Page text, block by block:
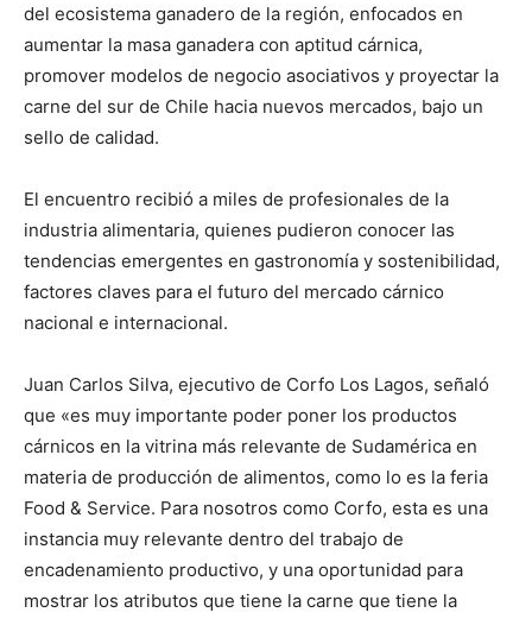
del ecosistema ganadero de la región, enfocados en
aumentar la masa ganadera con aptitud cárnica,
promover modelos de negocio asociativos y proyectar la
carne del sur de Chile hacia nuevos mercados, bajo un
sello de calidad.
El encuentro recibió a miles de profesionales de la
industria alimentaria, quienes pudieron conocer las
tendencias emergentes en gastronomía y sostenibilidad,
factores claves para el futuro del mercado cárnico
nacional e internacional.
Juan Carlos Silva, ejecutivo de Corfo Los Lagos, señaló
que «es muy importante poder poner los productos
cárnicos en la vitrina más relevante de Sudamérica en
materia de producción de alimentos, como lo es la feria
Food & Service. Para nosotros como Corfo, esta es una
instancia muy relevante dentro del trabajo de
encadenamiento productivo, y una oportunidad para
mostrar los atributos que tiene la carne que tiene la